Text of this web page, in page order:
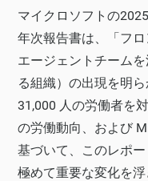
マイクロソフトの
年次報告書は、「フ
エージェントチーム
る組織）の出現を明
31,000 人の労働者を
の労働動向、および
基づいて、このレポ
極めて重要な変化を